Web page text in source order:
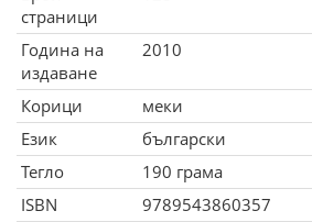
страници
Година на
издаване
2010
Корици
меки
Език
български
Тегло
190 грама
ISBN
9789543860357